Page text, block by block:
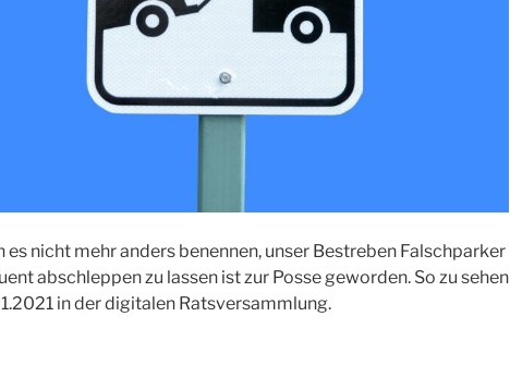
es nicht mehr anders benennen, unser Bestreben Falschparker
abschleppen zu lassen ist zur Posse geworden. So zu sehen
in der digitalen Ratsversammlung.